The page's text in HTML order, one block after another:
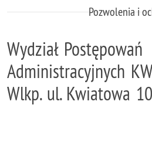
Pozwolenia i
Wydział Postępowań
Administracyjnych
Wlkp. ul. Kwiatowa 10